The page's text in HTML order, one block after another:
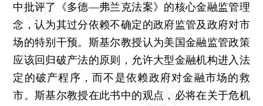
中批评了《多德—弗兰克法案》的核心金融监管理
念，认为其过分依赖不确定的政府监管及政府对市
场的特别干预。斯基尔教授认为美国金融监管政策
应该回归破产法的原则，允许大型金融机构进入法
定的破产程序，而不是依赖政府对金融市场的救
市。斯基尔教授在此书中的观点，必将在关于危机